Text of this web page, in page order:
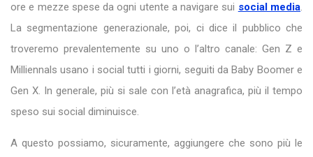
ore e mezze spese da ogni utente a navigare sui social media.
La segmentazione generazionale, poi, ci dice il pubblico che
troveremo prevalentemente su uno o l’altro canale: Gen Z e
Milliennals usano i social tutti i giorni, seguiti da Baby Boomer e
Gen X. In generale, più si sale con l’età anagrafica, più il tempo
speso sui social diminuisce.
A questo possiamo, sicuramente, aggiungere che sono più le